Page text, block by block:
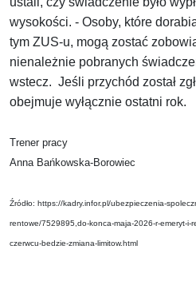
wysokości. - Osoby, które
tym ZUS-u, mogą zostać
nienależnie pobranych
wstecz. Jeśli przychód został
obejmuje wyłącznie ostatni rok.
Trener pracy
Anna Bańkowska-Borowiec
Źródło: https://kadry.infor.pl/ubezpieczenia-
rentowe/7529895,do-konca-maja-2026-r-emeryt-i-
czerwcu-bedzie-zmiana-limitow.html